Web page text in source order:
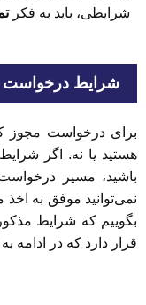
شرایطی، باید به فکر
شرایط درخواست
برای درخواست مجوز
هستید یا نه. اگر
باشید، مسیر
نمی‌توانید موفق به
بگوییم که شرایط
قرار دارد که در ادامه